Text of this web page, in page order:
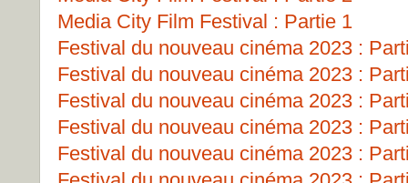
Media City Film Festival : Partie 1
Festival du nouveau cinéma 2023 :
Festival du nouveau cinéma 2023 :
Festival du nouveau cinéma 2023 :
Festival du nouveau cinéma 2023 :
Festival du nouveau cinéma 2023 :